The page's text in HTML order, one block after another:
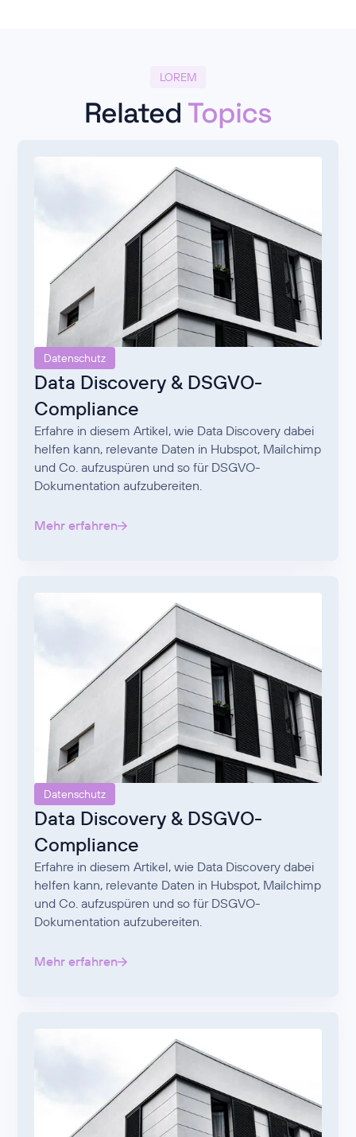
LOREM
Related Topics
Datenschutz
Data Discovery & DSGVO-
Compliance
Erfahre in diesem Artikel, wie Data Discovery dabei
helfen kann, relevante Daten in Hubspot, Mailchimp
und Co. aufzuspüren und so für DSGVO-
Dokumentation aufzubereiten.
Mehr erfahren
Datenschutz
Data Discovery & DSGVO-
Compliance
Erfahre in diesem Artikel, wie Data Discovery dabei
helfen kann, relevante Daten in Hubspot, Mailchimp
und Co. aufzuspüren und so für DSGVO-
Dokumentation aufzubereiten.
Mehr erfahren